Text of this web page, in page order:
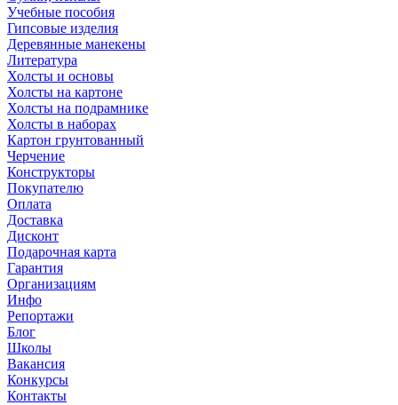
Учебные пособия
Гипсовые изделия
Деревянные манекены
Литература
Холсты и основы
Холсты на картоне
Холсты на подрамнике
Холсты в наборах
Картон грунтованный
Черчение
Конструкторы
Покупателю
Оплата
Доставка
Дисконт
Подарочная карта
Гарантия
Организациям
Инфо
Репортажи
Блог
Школы
Вакансия
Конкурсы
Контакты